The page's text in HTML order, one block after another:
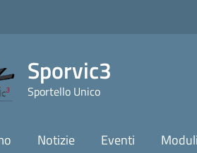
Sporvic3
Sportello Unico
Notizie Eventi